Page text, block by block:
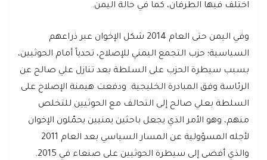
اختلف فيها الطرفان، كما في حالة اليمن.
وفي اليمن حتى العام 2014 شكل الإخوان عبر ذراعهم
السياسية؛ حزب التجمع اليمني للإصلاح، تحدياً أمام الحوثيين،
بسبب سيطرة الحزب على السلطة بعد تنازل علي صالح عن
الرئاسة وفق المبادرة الخليجية. ودفعت هيمنة الإصلاح على
السلطة بعلي صالح إلى التحالف مع الحوثيين للتخلص
منهم، وهو الأمر الذي يجعل باحثين يمنيين يحمّلون الإخوان
لأجله المسؤولية عن المسار السياسي بعد العام 2011
والذي أفضى إلى سيطرة الحوثيين على صنعاء في 2015.